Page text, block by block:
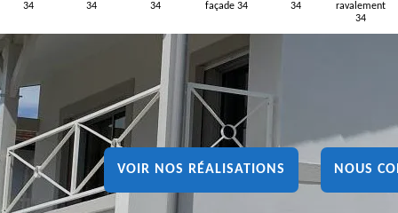
34
34
34
façade 34
34
ravalement
34
VOIR NOS RÉALISATIONS NOUS